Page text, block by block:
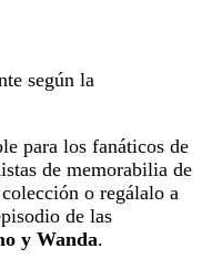
según la
para los fanáticos de
de memorabilia de
o regálalo a
de las
y Wanda.